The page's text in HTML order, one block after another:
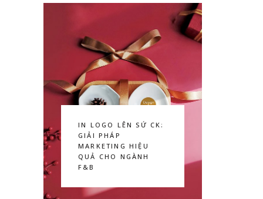
IN LOGO LÊN SỨ CK:
GIẢI PHÁP
MARKETING HIỆU
QUẢ CHO NGÀNH
F&B